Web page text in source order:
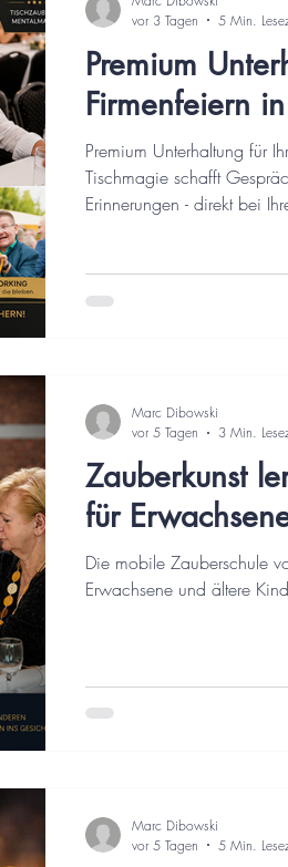
Premium
Firmenfeiern
Premium Unterhaltung für
Tischmagie schafft
Erinnerungen - direkt bei
vor 3 Tagen
5 Min.
Zauberkunst
für
Die mobile Zauberschule
Erwachsene und ältere
Marc Dibowski
vor 5 Tagen
3 Min.
Marc Dibowski
vor 5 Tagen
5 Min.